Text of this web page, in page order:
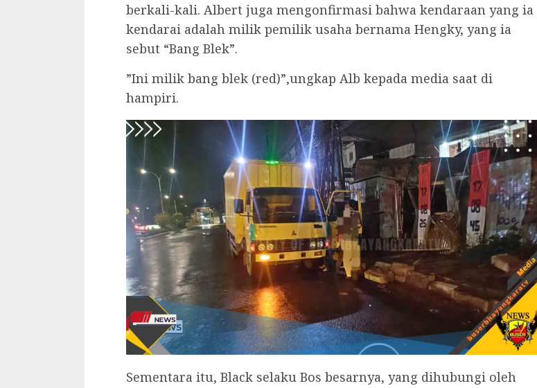
berkali-kali. Albert juga mengonfirmasi bahwa kendaraan yang ia
kendarai adalah milik pemilik usaha bernama Hengky, yang ia
sebut “Bang Blek”.
‎”Ini milik bang blek (red)”,ungkap Alb kepada media saat di
hampiri.
‎Sementara itu, Black selaku Bos besarnya, yang dihubungi oleh